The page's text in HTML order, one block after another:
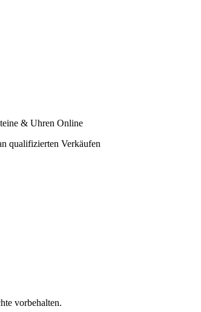
& Uhren Online
qualifizierten Verkäufen
vorbehalten.